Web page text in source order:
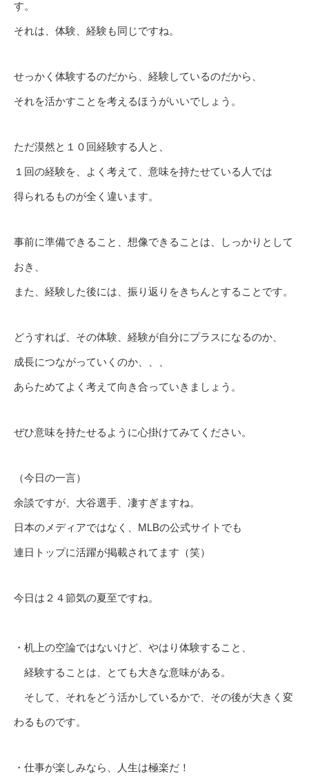
す。
それは、体験、経験も同じですね。
せっかく体験するのだから、経験しているのだから、
それを活かすことを考えるほうがいいでしょう。
ただ漠然と１０回経験する人と、
１回の経験を、よく考えて、意味を持たせている人では
得られるものが全く違います。
事前に準備できること、想像できることは、しっかりとして
おき、
また、経験した後には、振り返りをきちんとすることです。
どうすれば、その体験、経験が自分にプラスになるのか、
成長につながっていくのか、、、
あらためてよく考えて向き合っていきましょう。
ぜひ意味を持たせるように心掛けてみてください。
（今日の一言）
余談ですが、大谷選手、凄すぎますね。
日本のメディアではなく、MLBの公式サイトでも
連日トップに活躍が掲載されてます（笑）
今日は２４節気の夏至ですね。
・机上の空論ではないけど、やはり体験すること、
経験することは、とても大きな意味がある。
そして、それをどう活かしているかで、その後が大きく変
わるものです。
・仕事が楽しみなら、人生は極楽だ！